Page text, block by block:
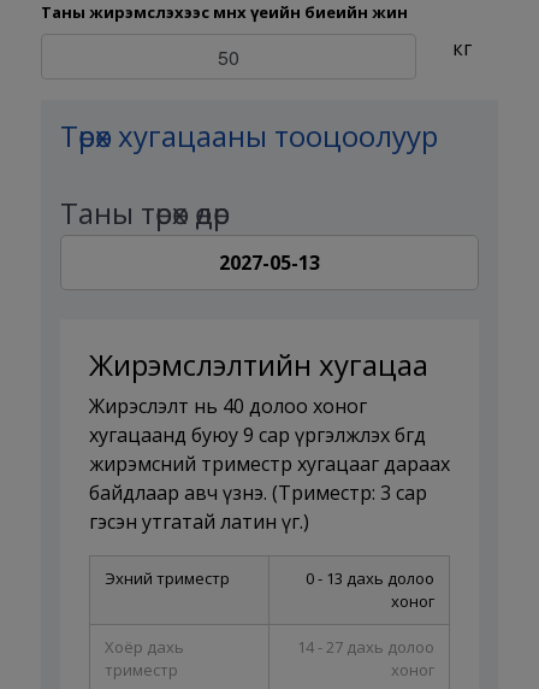
Таны жирэмслэхээс өмнөх үеийн биеийн жин
кг
Төрөх хугацааны тооцоолуур
Таны төрөх өдөр
2027-05-13
Жирэмслэлтийн хугацаа
Жирэслэлт нь 40 долоо хоног
хугацаанд буюу 9 сар үргэлжлэх бөгөөд
жирэмсний триместр хугацааг дараах
байдлаар авч үзнэ. (Триместр: 3 сар
гэсэн утгатай латин үг.)
Эхний триместр
0 - 13 дахь долоо
хоног
Хоёр дахь
триместр
14 - 27 дахь долоо
хоног